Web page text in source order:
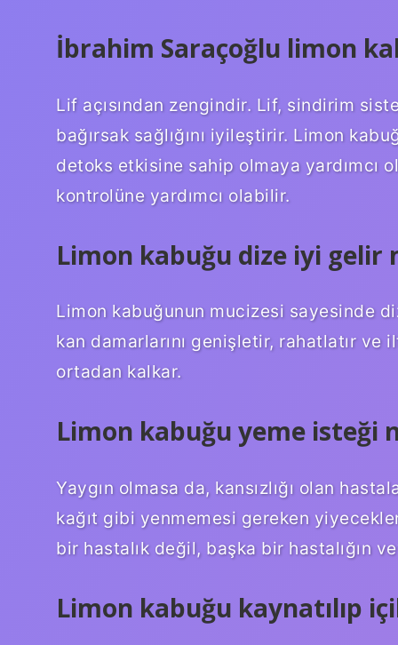
İbrahim Saraçoğlu limon
Lif açısından zengindir. Lif, sindirim
bağırsak sağlığını iyileştirir. Limon
detoks etkisine sahip olmaya yardımcı
kontrolüne yardımcı olabilir.
Limon kabuğu dize iyi gelir
Limon kabuğunun mucizesi sayesinde
kan damarlarını genişletir, rahatlatır ve
ortadan kalkar.
Limon kabuğu yeme isteği
Yaygın olmasa da, kansızlığı olan
kağıt gibi yenmemesi gereken
bir hastalık değil, başka bir hastalığın
Limon kabuğu kaynatılıp